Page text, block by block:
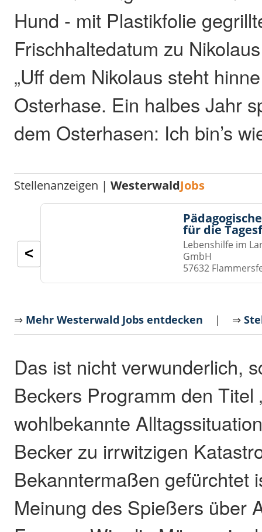
Hund - mit Plastikfolie
Frischhaltedatum zu
„Uff dem Nikolaus steht
Osterhase. Ein halbes Jahr
dem Osterhasen: Ich bin’s
Stellenanzeigen |WesterwaldJobs
für die
Lebenshilfe im
GmbH
57632
<
⇒ Mehr Westerwald Jobs entdecken | ⇒
Das ist nicht verwunderlich,
Beckers Programm den Titel
wohlbekannte
Becker zu irrwitzigen
Bekanntermaßen gefürchtet
Meinung des Spießers über